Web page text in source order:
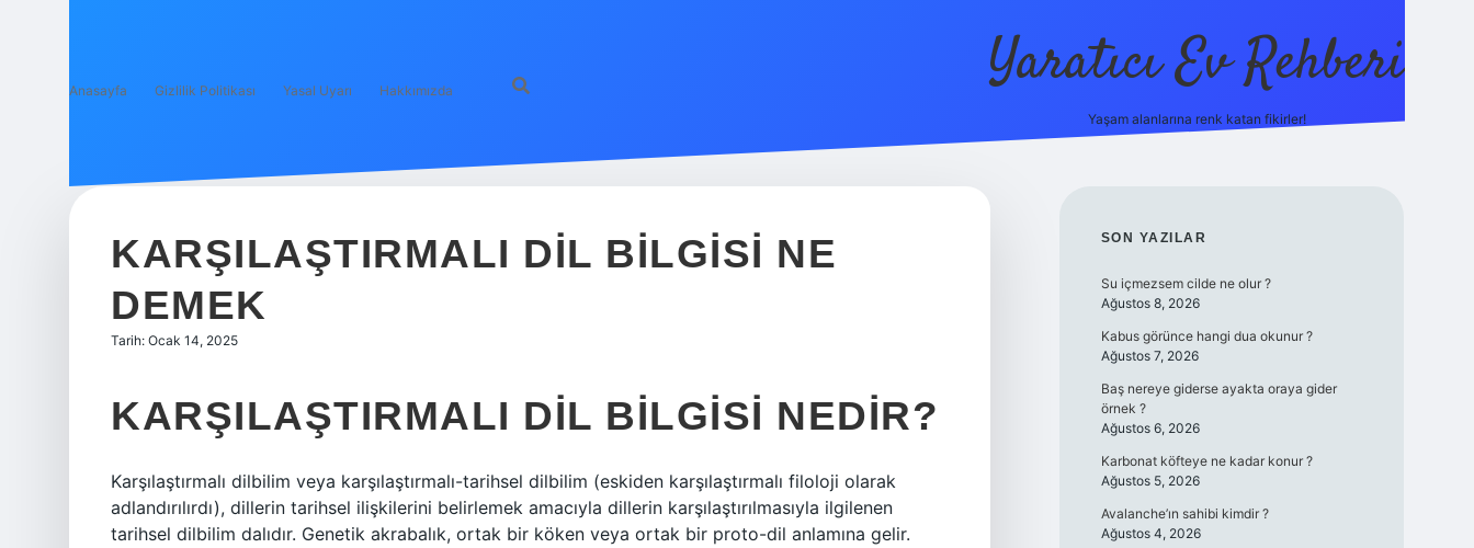
Anasayfa Gizlilik Politikası Yasal Uyarı Hakkımızda Yaratıcı Ev Rehberi
Yaşam alanlarına renk katan fikirler!
KARŞILAŞTIRMALI DIL BILGISI NE
DEMEK
Tarih: Ocak 14, 2025
KARŞILAŞTIRMALI DIL BILGISI NEDIR?
Karşılaştırmalı dilbilim veya karşılaştırmalı-tarihsel dilbilim (eskiden karşılaştırmalı filoloji olarak
adlandırılırdı), dillerin tarihsel ilişkilerini belirlemek amacıyla dillerin karşılaştırılmasıyla ilgilenen
tarihsel dilbilim dalıdır. Genetik akrabalık, ortak bir köken veya ortak bir proto-dil anlamına gelir.
SIDEBAR
SON YAZILAR
Su içmezsem cilde ne olur ?
Ağustos 8, 2026
Kabus görünce hangi dua okunur ?
Ağustos 7, 2026
Baş nereye giderse ayakta oraya gider
örnek ?
Ağustos 6, 2026
Karbonat köfteye ne kadar konur ?
Ağustos 5, 2026
Avalanche’ın sahibi kimdir ?
Ağustos 4, 2026